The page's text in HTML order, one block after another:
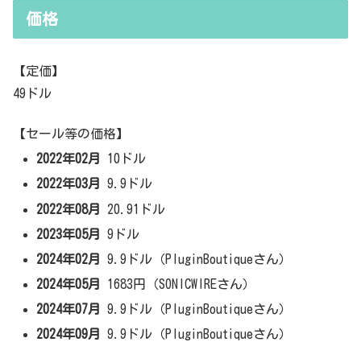
価格
【定価】
49ドル
【セール等の価格】
2022年02月
10ドル
2022年03月
9.9ドル
2022年08月
20.91ドル
2023年05月
9ドル
2024年02月
9.9ドル（PluginBoutiqueさん）
2024年05月
1683円（SONICWIREさん）
2024年07月
9.9ドル（PluginBoutiqueさん）
2024年09月
9.9ドル（PluginBoutiqueさん）